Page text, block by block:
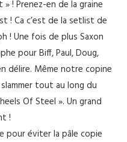
! Prenez-en de la graine
! Ca c’est de la setlist de
! Une fois de plus Saxon
pour Biff, Paul, Doug,
délire. Même notre copine
tout au long du
Of Steel ». Un grand
!
pour éviter la pâle copie